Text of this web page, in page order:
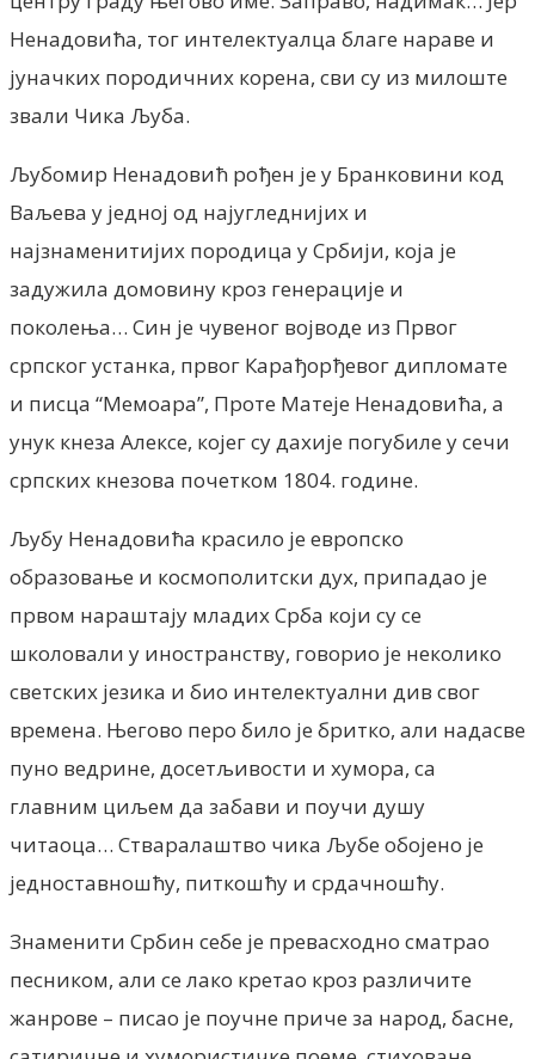
Ненадовића, тог интелектуалца благе нараве и
јуначких породичних корена, сви су из милоште
звали Чика Љуба.
Љубомир Ненадовић рођен је у Бранковини код
Ваљева у једној од најугледнијих и
најзнаменитијих породица у Србији, која је
задужила домовину кроз генерације и
поколења… Син је чувеног војводе из Првог
српског устанка, првог Карађорђевог дипломате
и писца “Мемоара”, Проте Матеје Ненадовића, а
унук кнеза Алексе, којег су дахије погубиле у сечи
српских кнезова почетком 1804. године.
Љубу Ненадовића красило је европско
образовање и космополитски дух, припадао је
првом нараштају младих Срба који су се
школовали у иностранству, говорио је неколико
светских језика и био интелектуални див свог
времена. Његово перо било је бритко, али надасве
пуно ведрине, досетљивости и хумора, са
главним циљем да забави и поучи душу
читаоца… Стваралаштво чика Љубе обојено је
једноставношћу, питкошћу и срдачношћу.
Знаменити Србин себе је превасходно сматрао
песником, али се лако кретао кроз различите
жанрове – писао је поучне приче за народ, басне,